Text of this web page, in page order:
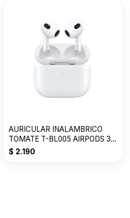
AURICULAR INALAMBRICO
TOMATE T-BL005 AIRPODS 3ra
Generacion
$ 2.190